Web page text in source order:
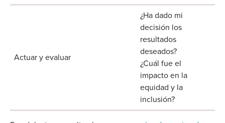
Actuar y evaluar
¿Ha dado mi
decisión los
resultados
deseados?
¿Cuál fue el
impacto en la
equidad y la
inclusión?